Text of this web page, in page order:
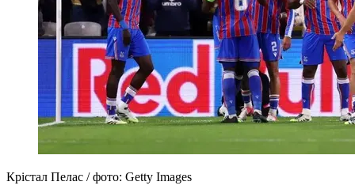
Крістал Пелас / фото: Getty Images